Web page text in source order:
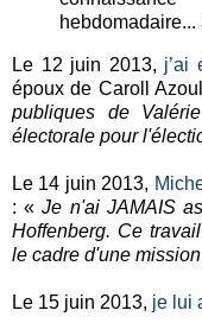
Le 12 juin 2013, j’ai
époux de Caroll
publiques de
électorale pour
Le 14 juin 2013,
: «Je n'ai JAMAIS
Hoffenberg. Ce
le cadre d'une
Le 15 juin 2013, je lui